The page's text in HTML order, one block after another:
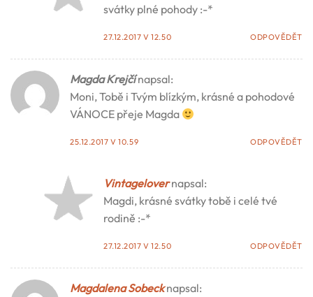
svátky plné pohody :-*
27.12.2017 V 12.50 ODPOVĚDĚT
Magda Krejčí napsal:
Moni, Tobě i Tvým blízkým, krásné a pohodové
VÁNOCE přeje Magda
25.12.2017 V 10.59 ODPOVĚDĚT
Vintagelover napsal:
Magdi, krásné svátky tobě i celé tvé
rodině :-*
27.12.2017 V 12.50 ODPOVĚDĚT
Magdalena Sobeck napsal: